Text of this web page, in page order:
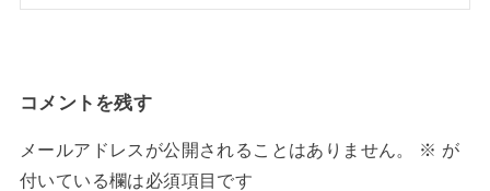
コメントを残す
メールアドレスが公開されることはありません。 ※ が
付いている欄は必須項目です